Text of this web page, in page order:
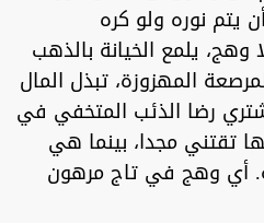
يتم نوره ولو كره
تاج بلا وهج، يلمع الخيانة بالذهب
المهزوزة، تبذل المال
رضا الذئب المتخفي في
تقتني مجدا، بينما هي
أي وهج في تاج مرهون